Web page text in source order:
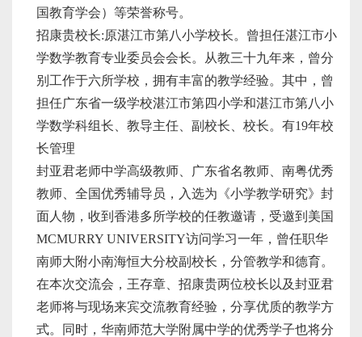
国教育学会）等荣誉称号。
招康贵校长:原湛江市第八小学校长。曾担任湛江市小
学数学教育专业委员会会长。从教三十九年来，曾分
别工作于六所学校，拥有丰富的教学经验。其中，曾
担任广东省一级学校湛江市第四小学和湛江市第八小
学数学科组长、教导主任、副校长、校长。有19年校
长管理
封亚君老师中学高级教师、广东省名教师、南粤优秀
教师、全国优秀辅导员，入选为《小学教学研究》封
面人物，收到香港多所学校的任教邀请，受邀到美国
MCMURRY UNIVERSITY访问学习一年，曾任职华
南师大附小南海恒大分校副校长，分管教学和德育。
在本次交流会，王存章、招康贵两位校长以及封亚君
老师将与现场来宾交流教育经验，分享优质的教学方
式。同时，华南师范大学附属中学的优秀学子也将分